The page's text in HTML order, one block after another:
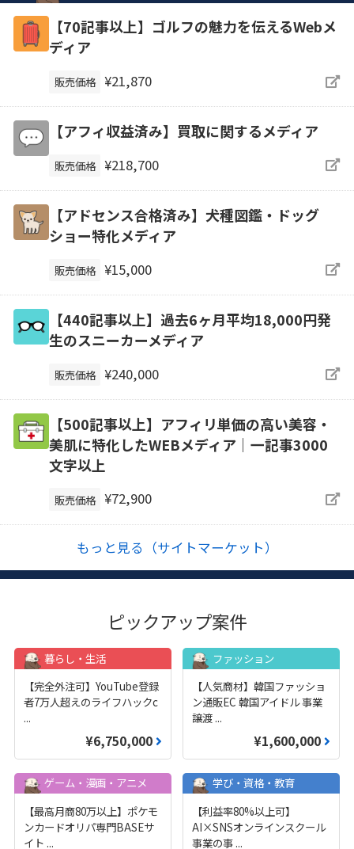
【70記事以上】ゴルフの魅力を伝えるWebメ
ディア
販売価格 ¥21,870
【アフィ収益済み】買取に関するメディア
販売価格 ¥218,700
【アドセンス合格済み】犬種図鑑・ドッグ
ショー特化メディア
販売価格 ¥15,000
【440記事以上】過去6ヶ月平均18,000円発
生のスニーカーメディア
販売価格 ¥240,000
【500記事以上】アフィリ単価の高い美容・
美肌に特化したWEBメディア｜一記事3000
文字以上
販売価格 ¥72,900
もっと見る（サイトマーケット）
ピックアップ案件
暮らし・生活
【完全外注可】YouTube登録
者7万人超えのライフハックc
...
¥6,750,000
ファッション
【人気商材】韓国ファッショ
ン通販EC 韓国アイドル 事業
譲渡 ...
¥1,600,000
ゲーム・漫画・アニメ
【最高月商80万以上】ポケモ
ンカードオリパ専門BASEサ
イト ...
学び・資格・教育
【利益率80%以上可】
AI×SNSオンラインスクール
事業の事 ...